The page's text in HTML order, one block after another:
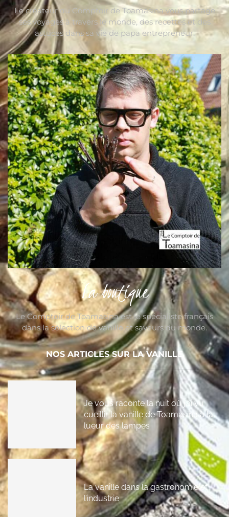
Le créateur du Comptoir de Toamasina vous partage
ses voyages à travers le monde, des recettes et des
astuces dans sa vie de papa entrepreneur.
La boutique
Le Comptoir de Toamasina est le spécialiste français
dans la sélection de vanille et saveurs du monde.
NOS ARTICLES SUR LA VANILLE
Je vous raconte la nuit où j’ai vu
cueillir la vanille de Toamasina à la
lueur des lampes
La vanille dans la gastronomie et
l’industrie